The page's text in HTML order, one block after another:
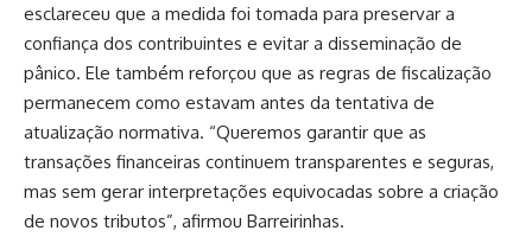
esclareceu que a medida foi tomada para preservar a
confiança dos contribuintes e evitar a disseminação de
pânico. Ele também reforçou que as regras de fiscalização
permanecem como estavam antes da tentativa de
atualização normativa. “Queremos garantir que as
transações financeiras continuem transparentes e seguras,
mas sem gerar interpretações equivocadas sobre a criação
de novos tributos”, afirmou Barreirinhas.